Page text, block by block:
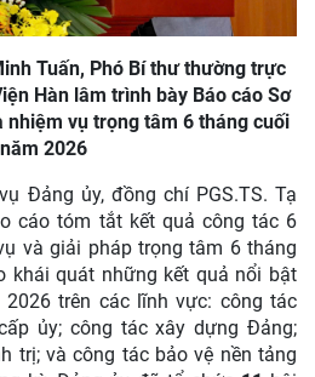
Tuấn, Phó Bí thư thường trực
Hàn lâm trình bày Báo cáo Sơ
vụ trọng tâm 6 tháng cuối
năm 2026
Đảng ủy, đồng chí PGS.TS. Tạ
cáo tóm tắt kết quả công tác 6
và giải pháp trọng tâm 6 tháng
khái quát những kết quả nổi bật
trên các lĩnh vực: công tác
ủy; công tác xây dựng Đảng;
trị; và công tác bảo vệ nền tảng